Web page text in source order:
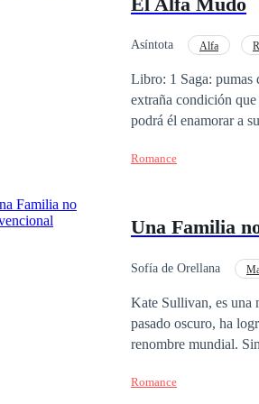
Asíntota Alfa
Libro: 1 Saga: pumas defectuosos. ¿ Para el amor son necesarias las
extraña condición
podrá él enamorar a
Romance
Una Familia
Sofía de Orellana
Kate Sullivan, es una
pasado oscuro, ha
renombre mundial.
dispuesto a lo que
Romance